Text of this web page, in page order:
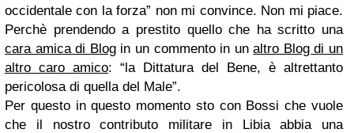
occidentale con la forza” non mi convince. Non mi piace.
Perchè prendendo a prestito quello che ha scritto una
cara amica di Blogin un commento in unaltro Blog di un
altro caro amico: “la Dittatura del Bene, è altrettanto
pericolosa di quella del Male”.
Per questo in questo momento sto con Bossi che vuole
che il nostro contributo militare in Libia abbia una